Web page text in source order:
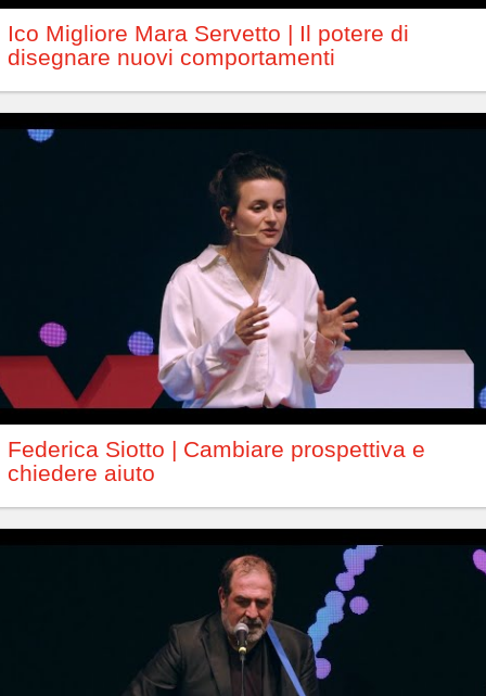
Ico Migliore Mara Servetto | Il potere di
disegnare nuovi comportamenti
Federica Siotto | Cambiare prospettiva e
chiedere aiuto